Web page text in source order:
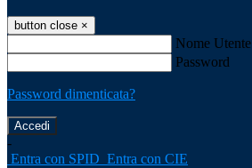
button close ×
Nome Utente
Password
Password dimenticata?
-
Entra con SPID Entra con CIE